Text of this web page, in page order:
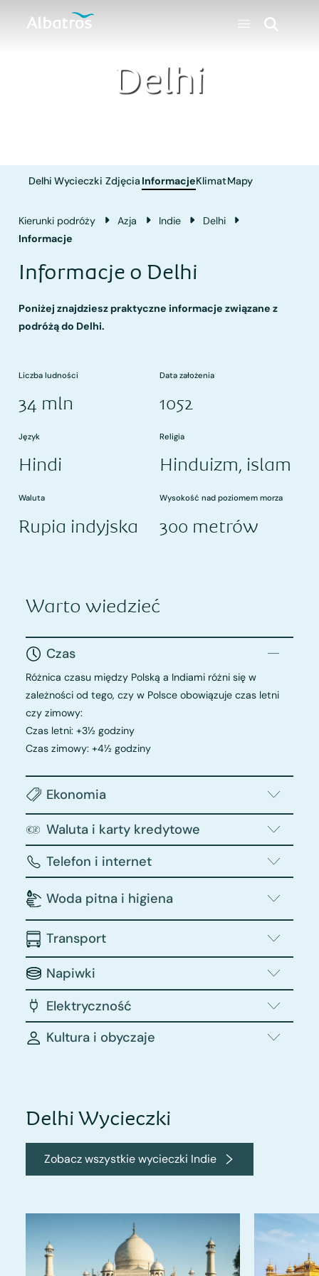
Delhi
Delhi Wycieczki Zdjęcia InformacjeKlimatMapy
Kierunki podróży Azja Indie
Delhi
Informacje
Informacje o Delhi
Poniżej znajdziesz praktyczne informacje związane z
podróżą do Delhi.
Liczba ludności
34 mln
Data założenia
1052
Język
Hindi
Religia
Hinduizm, islam
Waluta
Rupia indyjska
Wysokość nad poziomem morza
300 metrów
Warto wiedzieć
Czas
Różnica czasu między Polską a Indiami różni się w
zależności od tego, czy w Polsce obowiązuje czas letni
czy zimowy:
Czas letni: +3½ godziny
Czas zimowy: +4½ godziny
Ekonomia
Waluta i karty kredytowe
Telefon i internet
Woda pitna i higiena
Transport
Napiwki
Elektryczność
Kultura i obyczaje
Delhi Wycieczki
Zobacz wszystkie wycieczki Indie